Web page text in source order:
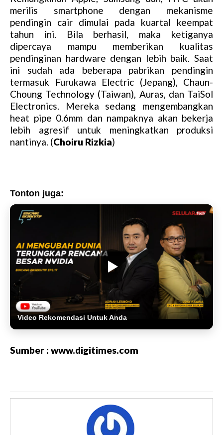
merilis smartphone dengan mekanisme
pendingin cair dimulai pada kuartal keempat
tahun ini. Bila berhasil, maka ketiganya
dipercaya mampu memberikan kualitas
pendinginan hardware dengan lebih baik. Saat
ini sudah ada beberapa pabrikan pendingin
termasuk Furukawa Electric (Jepang), Chaun-
Choung Technology (Taiwan), Auras, dan TaiSol
Electronics. Mereka sedang mengembangkan
heat pipe 0.6mm dan nampaknya akan bekerja
lebih agresif untuk meningkatkan produksi
nantinya. (Choiru Rizkia)
Tonton juga:
Video Rekomendasi Untuk Anda
Sumber : www.digitimes.com